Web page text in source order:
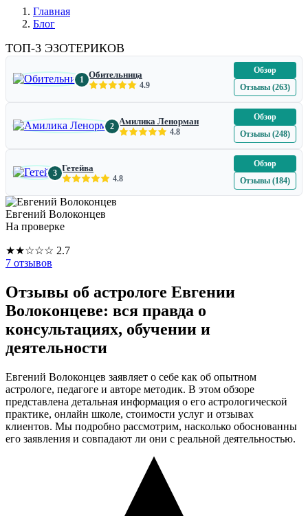
Главная
Блог
ТОП-3 ЭЗОТЕРИКОВ
1 Обительница
4.9
Обзор
Отзывы (263)
2 Амилика Ленорман
4.8
Обзор
Отзывы (248)
3 Гетейва
4.8
Обзор
Отзывы (184)
Евгений Волоконцев
На проверке
★★☆☆☆ 2.7
7 отзывов
Отзывы об астрологе Евгении
Волоконцеве: вся правда о
консультациях, обучении и
деятельности
Евгений Волоконцев заявляет о себе как об опытном
астрологе, педагоге и авторе методик. В этом обзоре
представлена детальная информация о его астрологической
практике, онлайн школе, стоимости услуг и отзывах
клиентов. Мы подробно рассмотрим, насколько обоснованны
его заявления и совпадают ли они с реальной деятельностью.